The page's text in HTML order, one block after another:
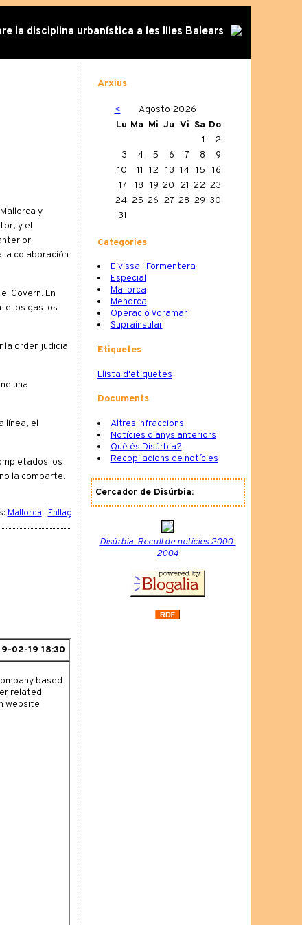
la disciplina urbanística a les Illes Balears
y
y el
colaboración
Govern. En
los gastos
la orden judicial
una
línea, el
los
la comparte.
Mallorca Enllaç
02-19 18:30
based
related
website
Arxius
<
Agosto 2026
Lu Ma Mi Ju Vi Sa Do
1
2
3
4 5 6 7 8
9
10
11 12 13 14 15
16
17
18 19 20 21 22 23
24 25 26 27 28 29 30
31
Categories
Eivissa i Formentera
Especial
Mallorca
Menorca
Operacio Voramar
Suprainsular
Etiquetes
Llista d'etiquetes
Documents
Altres infraccions
Notícies d'anys anteriors
Què és Disúrbia?
Recopilacions de notícies
Cercador de Disúrbia:
Disúrbia. Recull de notícies 2000-
2004